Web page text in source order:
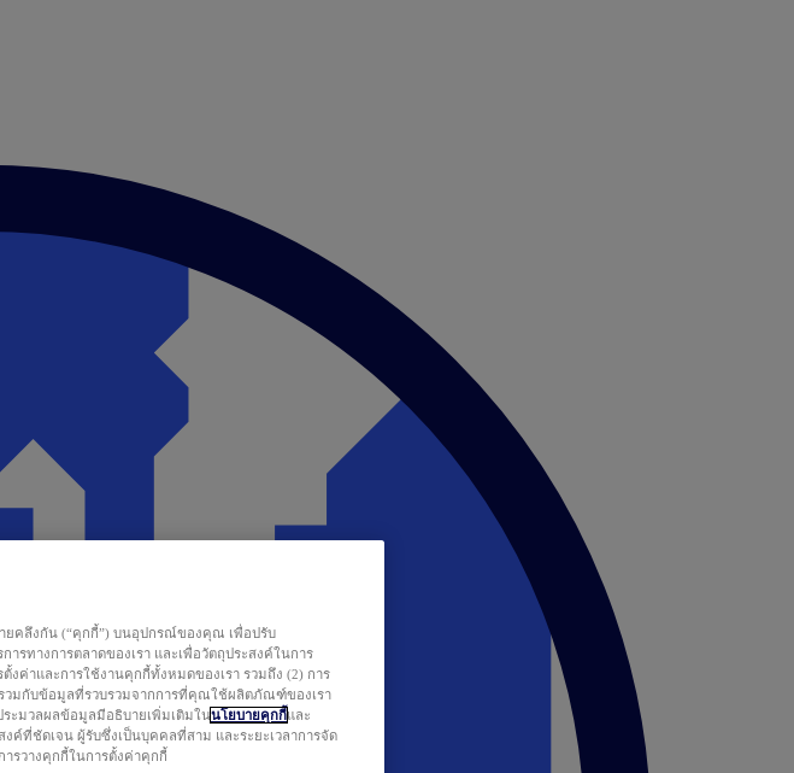
ายคลึงกัน (“คุกกี้”) บนอุปกรณ์ของคุณ เพื่อปรับ
รทางการตลาดของเรา และเพื่อวัตถุประสงค์ในการ
งค่าและการใช้งานคุกกี้ทั้งหมดของเรา รวมถึง (2) การ
วมกับข้อมูลที่รวบรวมจากการที่คุณใช้ผลิตภัณฑ์ของเรา
ระมวลผลข้อมูลมีอธิบายเพิ่มเติมในนโยบายคุกกี้และ
งค์ที่ชัดเจน ผู้รับซึ่งเป็นบุคคลที่สาม และระยะเวลาการจัด
รวางคุกกี้ในการตั้งค่าคุกกี้